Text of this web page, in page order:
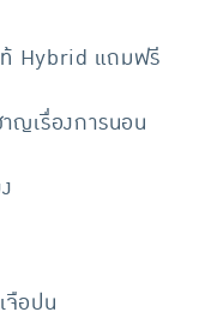
ท้ Hybrid แถมฟรี
เรื่องการนอน
จือปน